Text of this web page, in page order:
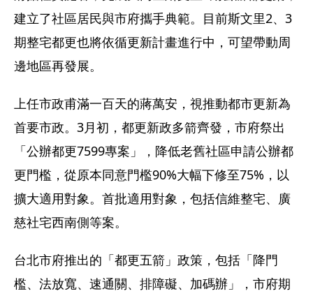
建立了社區居民與市府攜手典範。目前斯文里2、3
期整宅都更也將依循更新計畫進行中，可望帶動周
邊地區再發展。
上任市政甫滿一百天的蔣萬安，視推動都市更新為
首要市政。3月初，都更新政多箭齊發，市府祭出
「公辦都更7599專案」，降低老舊社區申請公辦都
更門檻，從原本同意門檻90%大幅下修至75%，以
擴大適用對象。首批適用對象，包括信維整宅、廣
慈社宅西南側等案。
台北市府推出的「都更五箭」政策，包括「降門
檻、法放寬、速通關、排障礙、加碼辦」，市府期